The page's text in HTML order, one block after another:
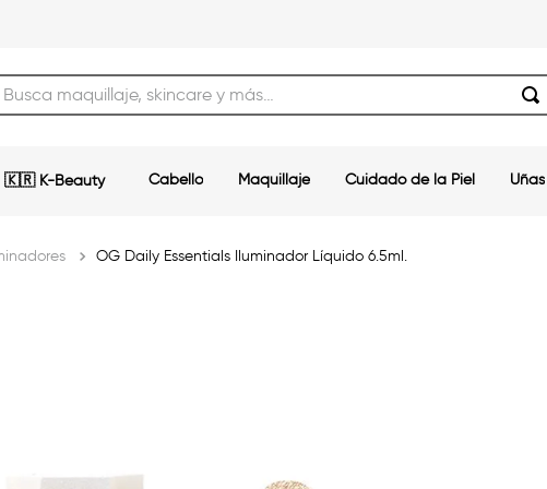
maquillaje, skincare y más…
🇰🇷 K-Beauty Cabello Maquillaje Cuidado de la Piel Uñas
OG Daily Essentials Iluminador Líquido 6.5ml.